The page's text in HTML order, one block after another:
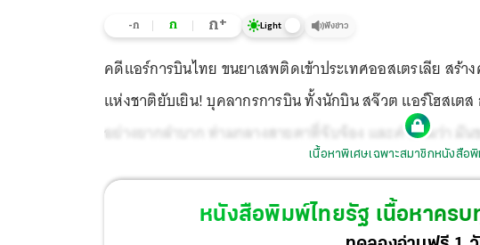
-ก ก ก+ Light ฟังข่าว
คดีแอร์การบินไทย ขนยาเสพติดเข้าประเทศออสเตรเลีย สร้
แห่งชาติยับเยิน! บุคลากรการบิน ทั้งนักบิน สจ๊วต แอร์โฮสเต
อย่างยากลำบาก ท่ามกลางสายตาที่จับจ้อง และคำถามว่า มันข
เนื้อหาพิเศษเฉพาะสมาชิกหนังสือ
หนังสือพิมพ์ไทยรัฐ เนื้อหาคร